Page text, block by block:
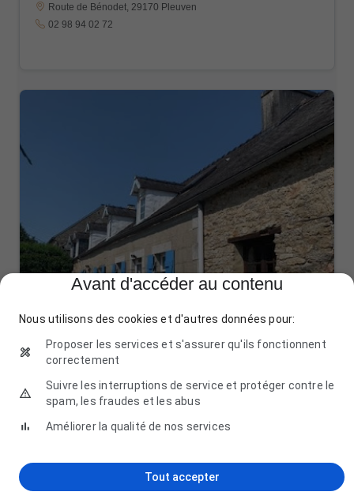
Route de Bénodet, 29170 Pleuven
02 98 94 02 72
Gites de la forêt d’Huelgoat
Avant d'accéder au contenu
Nous utilisons des cookies et d'autres données pour:
Proposer les services et s'assurer qu'ils fonctionnent
correctement
Suivre les interruptions de service et protéger contre le
spam, les fraudes et les abus
Améliorer la qualité de nos services
Tout accepter